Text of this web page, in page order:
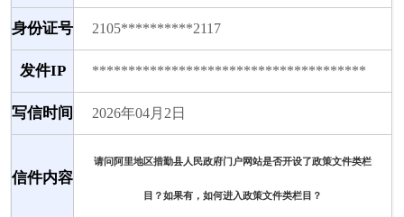
身份证号 2105**********2117
发件IP **************************************
写信时间 2026年04月2日
信件内容
请问阿里地区措勤县人民政府门户网站是否开设了政策文件类栏
目？如果有，如何进入政策文件类栏目？